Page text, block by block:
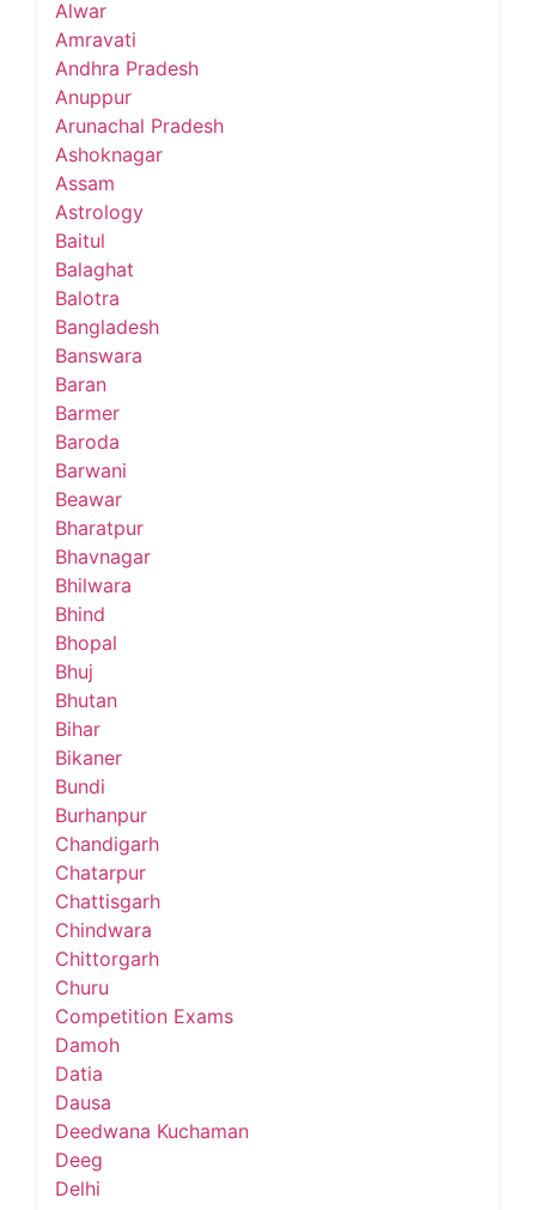
Alwar
Amravati
Andhra Pradesh
Anuppur
Arunachal Pradesh
Ashoknagar
Assam
Astrology
Baitul
Balaghat
Balotra
Bangladesh
Banswara
Baran
Barmer
Baroda
Barwani
Beawar
Bharatpur
Bhavnagar
Bhilwara
Bhind
Bhopal
Bhuj
Bhutan
Bihar
Bikaner
Bundi
Burhanpur
Chandigarh
Chatarpur
Chattisgarh
Chindwara
Chittorgarh
Churu
Competition Exams
Damoh
Datia
Dausa
Deedwana Kuchaman
Deeg
Delhi